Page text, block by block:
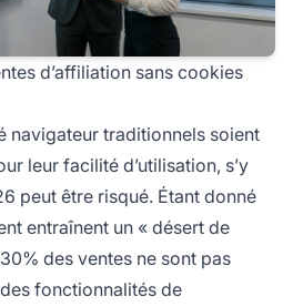
d’affiliation sans cookies
navigateur traditionnels soient
leur facilité d’utilisation, s’y
peut être risqué. Étant donné
entraînent un « désert de
des ventes ne sont pas
fonctionnalités de